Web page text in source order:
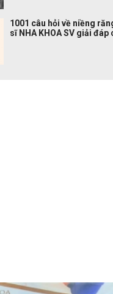
1001 câu hỏi về niềng
sĩ NHA KHOA SV giải đáp